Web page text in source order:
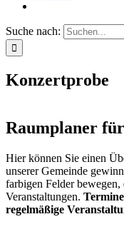
Suche nach:
Konzertprobe
Raumplaner
Hier können Sie einen
unserer Gemeinde
farbigen Felder
Veranstaltungen.
regelmäßige